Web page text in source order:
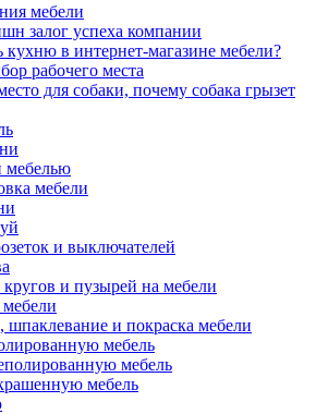
мебели
залог успеха компании
кухню в интернет-магазине мебели?
рабочего места
для собаки, почему собака грызет
мебелью
мебели
и выключателей
и пузырей на мебели
шпаклевание и покраска мебели
мебель
мебель
мебель